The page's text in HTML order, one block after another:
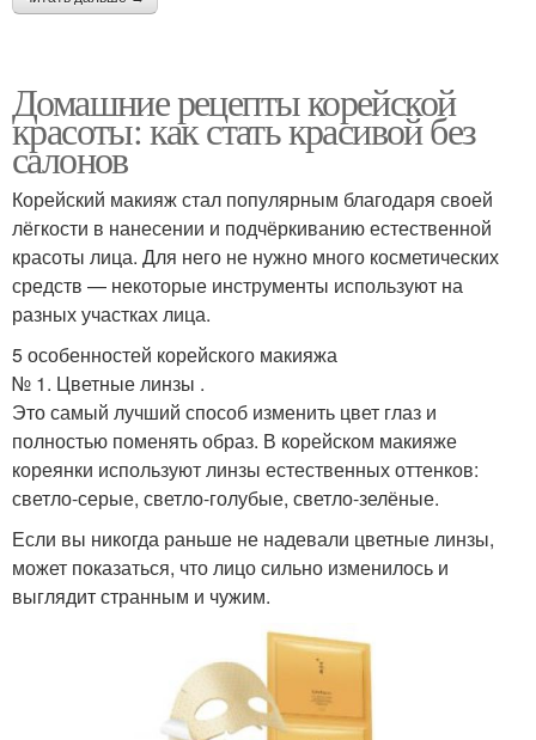
Домашние рецепты корейской
красоты: как стать красивой без
салонов
Корейский макияж стал популярным благодаря своей
лёгкости в нанесении и подчёркиванию естественной
красоты лица. Для него не нужно много косметических
средств — некоторые инструменты используют на
разных участках лица.
5 особенностей корейского макияжа
№ 1. Цветные линзы .
Это самый лучший способ изменить цвет глаз и
полностью поменять образ. В корейском макияже
кореянки используют линзы естественных оттенков:
светло-серые, светло-голубые, светло-зелёные.
Если вы никогда раньше не надевали цветные линзы,
может показаться, что лицо сильно изменилось и
выглядит странным и чужим.